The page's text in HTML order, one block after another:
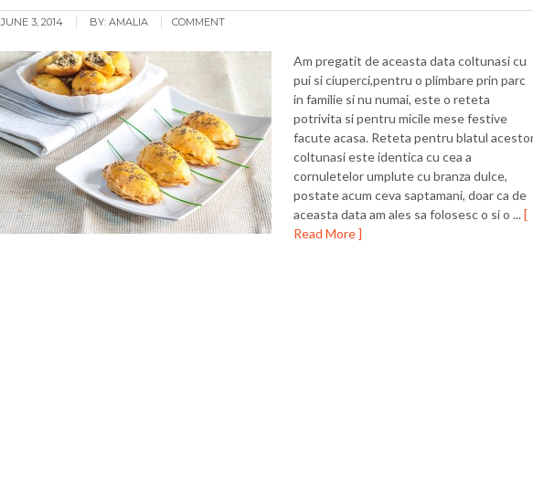
JUNE 3, 2014 BY: AMALIA COMMENT
Am pregatit de aceasta data coltunasi cu
pui si ciuperci,pentru o plimbare prin parc
in familie si nu numai, este o reteta
potrivita si pentru micile mese festive
facute acasa. Reteta pentru blatul
coltunasi este identica cu cea a
cornuletelor umplute cu branza dulce,
postate acum ceva saptamani, doar ca de
aceasta data am ales sa folosesc o si o ...[
Read More ]